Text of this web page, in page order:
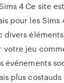
4 Ce site
pour les Sims
divers
votre jeu
événements
plus